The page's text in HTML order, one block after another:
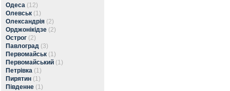
Одеса (12)
Олевськ (1)
Олександрія (2)
Орджонікідзе (2)
Острог (2)
Павлоград (3)
Первомайськ (1)
Первомайський (1)
Петрівка (1)
Пирятин (1)
Південне (1)